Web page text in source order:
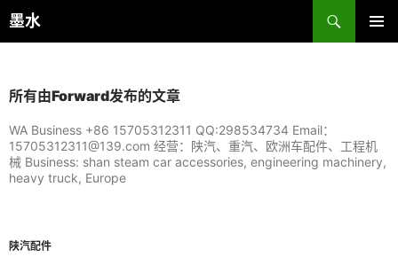
跳
至
墨水
搜
索
所有由Forward发布的文章
WA Business +86 15705312311 QQ:298534734 Email：
15705312311@139.com 经营：陕汽、重汽、欧洲车配件、工程机
械 Business: shan steam car accessories, engineering machinery,
heavy truck, Europe
陕汽配件